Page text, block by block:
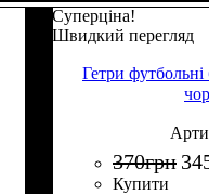
Суперціна!
Швидкий перегляд
Гетри
370грн
Купити